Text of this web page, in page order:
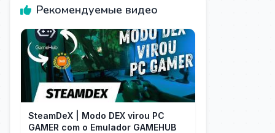
Рекомендуемые видео
SteamDeX | Modo DEX virou PC
GAMER com o Emulador GAMEHUB